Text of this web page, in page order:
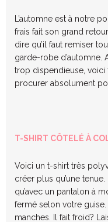
L’automne est à notre
frais fait son grand
dire qu’il faut remiser
garde-robe d’automne.
trop dispendieuse, voici
procurer absolument
T-SHIRT CÔTELÉ À
Voici un t-shirt très
créer plus qu’une
qu’avec un pantalon à
fermé selon votre
manches. Il fait froid?